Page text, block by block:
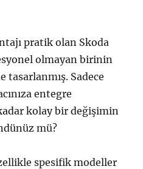
pratik olan Skoda
olmayan birinin
tasarlanmış. Sadece
entegre
kolay bir değişimin
mü?
spesifik modeller